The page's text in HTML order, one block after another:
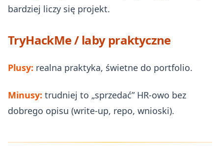
bardziej liczy się projekt.
TryHackMe / laby praktyczne
Plusy: realna praktyka, świetne do portfolio.
Minusy: trudniej to „sprzedać” HR-owo bez
dobrego opisu (write‑up, repo, wnioski).